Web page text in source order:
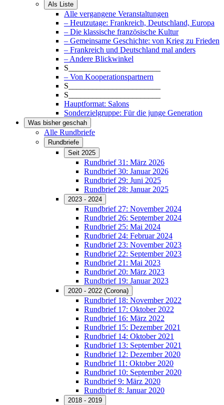
Als Liste
Alle vergangene Veranstaltungen
– Heutzutage: Frankreich, Deutschland, Europa
– Die klassische französische Kultur
– Gemeinsame Geschichte: von Krieg zu Frieden
– Frankreich und Deutschland mal anders
– Andere Blickwinkel
S_______________________
– Von Kooperationspartnern
S_______________________
S_______________________
Hauptformat: Salons
Sonderzielgruppe: Für die junge Generation
Was bisher geschah
Alle Rundbriefe
Rundbriefe
Seit 2025
Rundbrief 31: März 2026
Rundbrief 30: Januar 2026
Rundbrief 29: Juni 2025
Rundbrief 28: Januar 2025
2023 - 2024
Rundbrief 27: November 2024
Rundbrief 26: September 2024
Rundbrief 25: Mai 2024
Rundbrief 24: Februar 2024
Rundbrief 23: November 2023
Rundbrief 22: September 2023
Rundbrief 21: Mai 2023
Rundbrief 20: März 2023
Rundbrief 19: Januar 2023
2020 - 2022 (Corona)
Rundbrief 18: November 2022
Rundbrief 17: Oktober 2022
Rundbrief 16: März 2022
Rundbrief 15: Dezember 2021
Rundbrief 14: Oktober 2021
Rundbrief 13: September 2021
Rundbrief 12: Dezember 2020
Rundbrief 11: Oktober 2020
Rundbrief 10: September 2020
Rundbrief 9: März 2020
Rundbrief 8: Januar 2020
2018 - 2019